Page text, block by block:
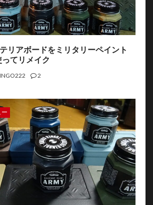
リアボードをミリタリーペイント
てリメイク
2